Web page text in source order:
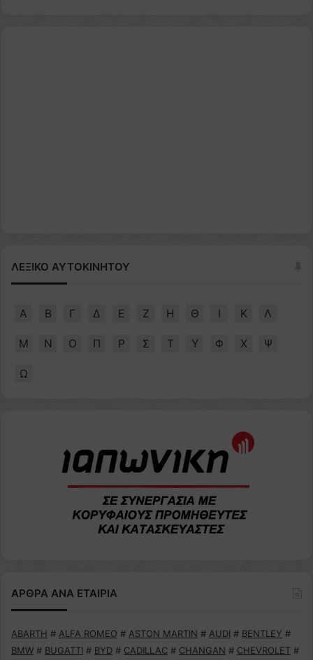
ΛΕΞΙΚΟ ΑΥΤΟΚΙΝΗΤΟΥ
Α Β Γ Δ Ε Ζ Η Θ Ι Κ Λ
Μ Ν Ο Π Ρ Σ Τ Υ Φ Χ Ψ
Ω
ΑΡΘΡΑ ΑΝΑ ΕΤΑΙΡΙΑ
ABARTH # ALFA ROMEO # ASTON MARTIN # AUDI # BENTLEY #
BMW # BUGATTI # BYD # CADILLAC # CHANGAN # CHEVROLET #